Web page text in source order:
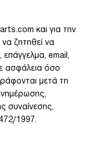
και για την
ζητηθεί να
email,
ασφάλεια όσο
μετά τη
συναίνεσης,
1997.